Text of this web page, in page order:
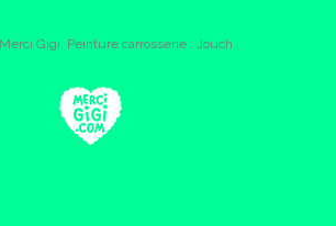
Gigi. Peinture carrosserie : Jouch.